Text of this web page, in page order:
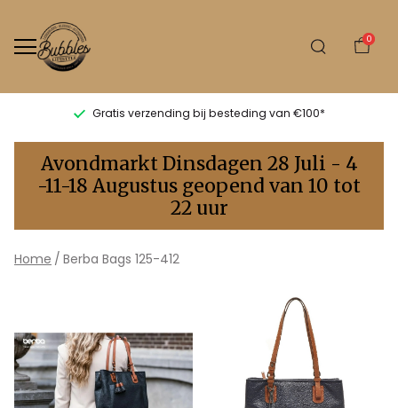
0
Gratis verzending bij besteding van €100*
Berba
Bags
125-
412
Bubbles
Sluis
Avondmarkt Dinsdagen 28 Juli - 4
-11-18 Augustus geopend van 10 tot
22 uur
Home Berba Bags 125-412